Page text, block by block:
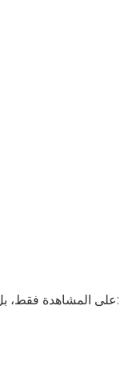
لا تقتصر تجربة live koora على المشاهدة فقط، بل تشمل أيضًا: